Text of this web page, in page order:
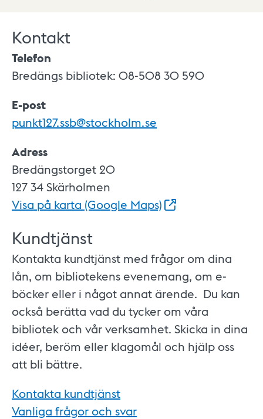
Kontakt
Telefon
Bredängs bibliotek: 08-508 30 590
E-post
punkt127.ssb@stockholm.se
Adress
Bredängstorget 20
127 34 Skärholmen
Visa på karta (Google Maps)
Kundtjänst
Kontakta kundtjänst med frågor om dina
lån, om bibliotekens evenemang, om e-
böcker eller i något annat ärende. Du kan
också berätta vad du tycker om våra
bibliotek och vår verksamhet. Skicka in dina
idéer, beröm eller klagomål och hjälp oss
att bli bättre.
Kontakta kundtjänst
Vanliga frågor och svar